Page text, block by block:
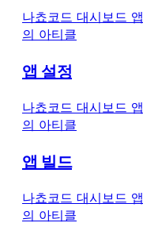
나쵸코드 대시보드
의 아티클
앱 설정
나쵸코드 대시보드
의 아티클
앱 빌드
나쵸코드 대시보드
의 아티클